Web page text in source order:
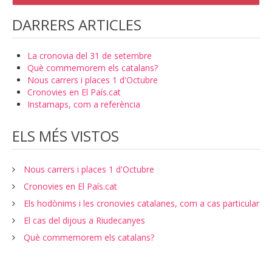
DARRERS ARTICLES
La cronovia del 31 de setembre
Què commemorem els catalans?
Nous carrers i places 1 d'Octubre
Cronovies en El País.cat
Instamaps, com a referència
ELS MÉS VISTOS
Nous carrers i places 1 d'Octubre
Cronovies en El País.cat
Els hodònims i les cronovies catalanes, com a cas particular
El cas del dijous a Riudecanyes
Què commemorem els catalans?